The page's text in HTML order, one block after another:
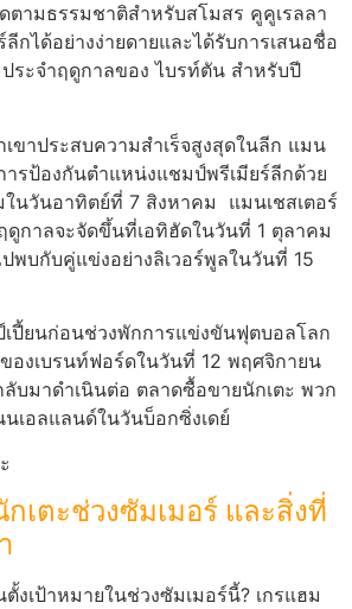
ามธรรมชาติสำหรับสโมสร คูคูเรลลา
ลีกได้อย่างง่ายดายและได้รับการเสนอชื่อ
ประจำฤดูกาลของ ไบรท์ตัน สำหรับปี
ขาประสบความสำเร็จสูงสุดในลีก แมน
ารป้องกันตำแหน่งแชมป์พรีเมียร์ลีกด้วย
ในวันอาทิตย์ที่ 7 สิงหาคม แมนเชสเตอร์
กาลจะจัดขึ้นที่เอทิฮัดในวันที่ 1 ตุลาคม
พบกับคู่แข่งอย่างลิเวอร์พูลในวันที่ 15
ปี้ยนก่อนช่วงพักการแข่งขันฟุตบอลโลก
องเบรนท์ฟอร์ดในวันที่ 12 พฤศจิกายน
บมาดำเนินต่อ ตลาดซื้อขายนักเตะ พวก
เอลแลนด์ในวันบ็อกซิ่งเดย์
เตะช่วงซัมเมอร์ และสิ่งที่
งเป้าหมายในช่วงซัมเมอร์นี้? เกรแฮม